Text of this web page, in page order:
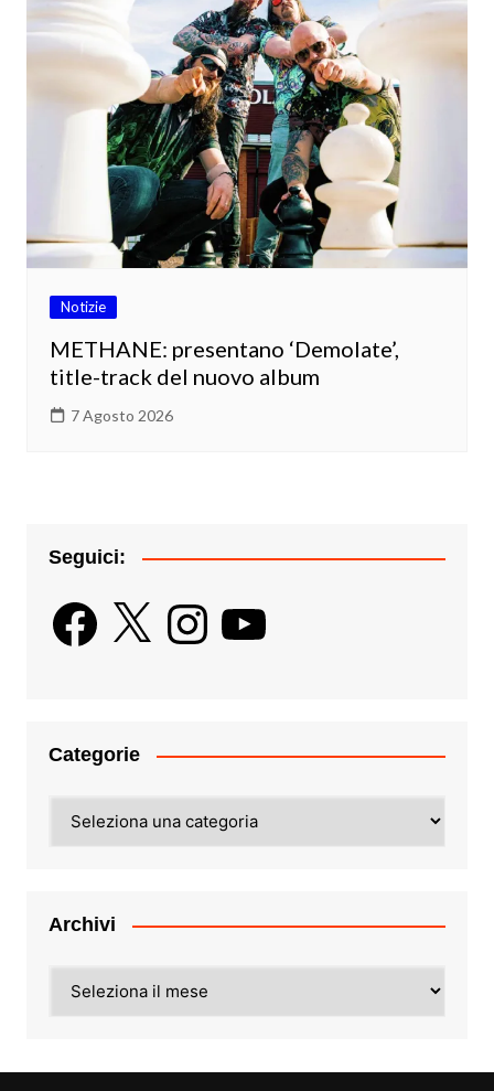
Notizie
METHANE: presentano ‘Demolate’,
title-track del nuovo album
7 Agosto 2026
Seguici:
Facebook
X InstagramYouTube
Categorie
Archivi